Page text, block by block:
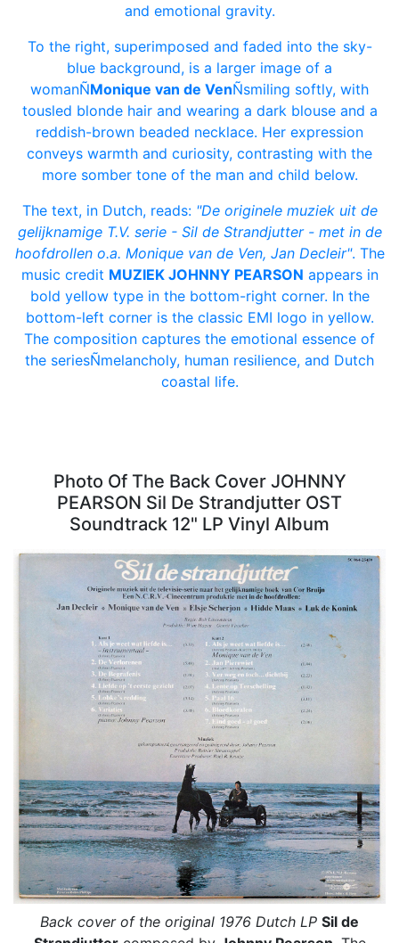
and emotional gravity.
To the right, superimposed and faded into the sky-
blue background, is a larger image of a
womanÑMonique van de VenÑsmiling softly, with
tousled blonde hair and wearing a dark blouse and a
reddish-brown beaded necklace. Her expression
conveys warmth and curiosity, contrasting with the
more somber tone of the man and child below.
The text, in Dutch, reads: "De originele muziek uit de
gelijknamige T.V. serie - Sil de Strandjutter - met in de
hoofdrollen o.a. Monique van de Ven, Jan Decleir". The
music credit MUZIEK JOHNNY PEARSON appears in
bold yellow type in the bottom-right corner. In the
bottom-left corner is the classic EMI logo in yellow.
The composition captures the emotional essence of
the seriesÑmelancholy, human resilience, and Dutch
coastal life.
Photo Of The Back Cover JOHNNY
PEARSON Sil De Strandjutter OST
Soundtrack 12" LP Vinyl Album
Back cover of the original 1976 Dutch LP Sil de